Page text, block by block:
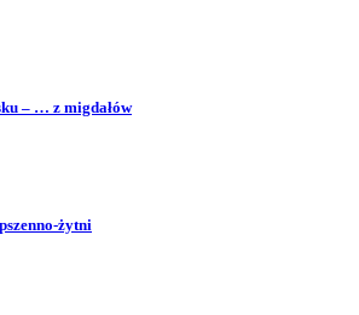
– … z migdałów
żytni